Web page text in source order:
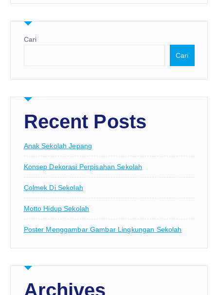
Cari
Cari
Recent Posts
Anak Sekolah Jepang
Konsep Dekorasi Perpisahan Sekolah
Colmek Di Sekolah
Motto Hidup Sekolah
Poster Menggambar Gambar Lingkungan Sekolah
Archives